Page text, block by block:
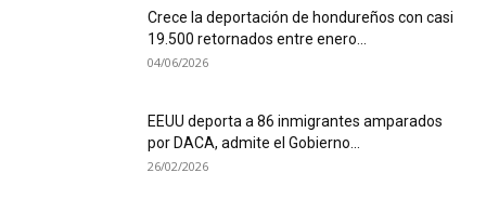
Crece la deportación de hondureños con casi
19.500 retornados entre enero...
04/06/2026
EEUU deporta a 86 inmigrantes amparados
por DACA, admite el Gobierno...
26/02/2026